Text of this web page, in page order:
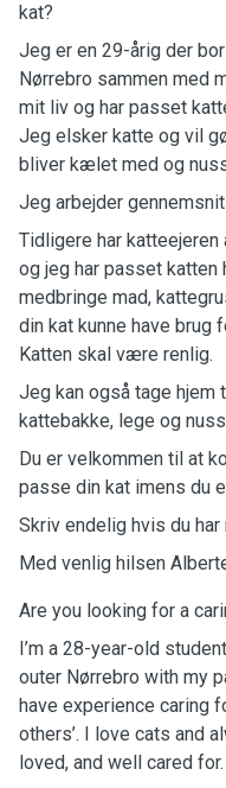
kat?
Jeg er en 29-årig der
Nørrebro sammen med
mit liv og har passet
Jeg elsker katte og vil
bliver kælet med og
Jeg arbejder
Tidligere har
og jeg har passet katten
medbringe mad,
din kat kunne have brug
Katten skal være renlig.
Jeg kan også tage hjem
kattebakke, lege og
Du er velkommen til at
passe din kat imens du
Skriv endelig hvis du
Med venlig hilsen
Are you looking for a
I’m a 28-year-old
outer Nørrebro with my
have experience caring
others’. I love cats and
loved, and well cared for.